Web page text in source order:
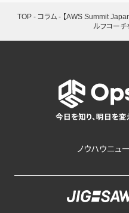
TOP - コラム - 【AWS Summit
ルフコー
今日を知り、明日を
ノウハウニュ